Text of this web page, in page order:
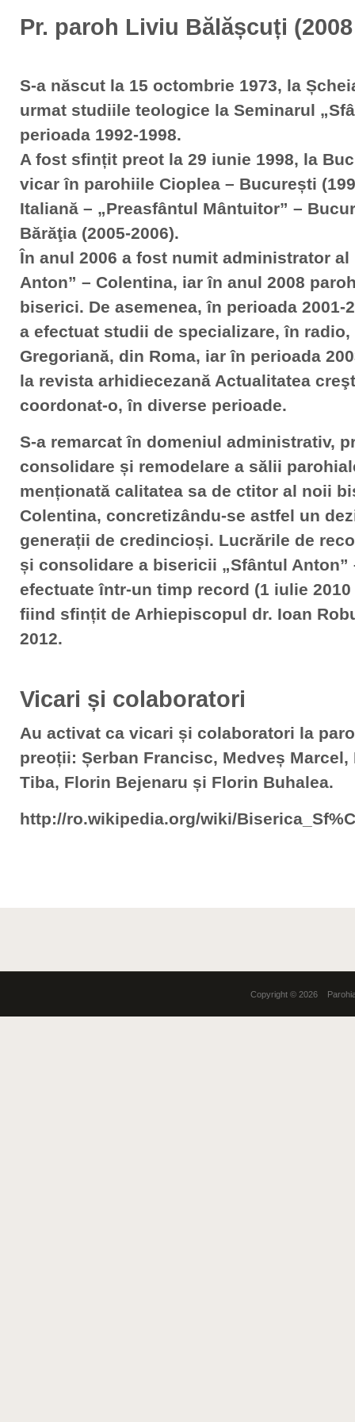
Pr. paroh Liviu Bălășcuți
S-a născut la 15 octombrie 1973, la
urmat studiile teologice la Seminarul
perioada 1992-1998.
A fost sfințit preot la 29 iunie 1998, la
vicar în parohiile Cioplea – București
Italiană – „Preasfântul Mântuitor” –
Bărăţia (2005-2006).
În anul 2006 a fost numit administrator
Anton” – Colentina, iar în anul 2008
biserici. De asemenea, în perioada
a efectuat studii de specializare, în
Gregoriană, din Roma, iar în perioada
la revista arhidiecezană Actualitatea
coordonat-o, în diverse perioade.
S-a remarcat în domeniul administrativ,
consolidare și remodelare a sălii
menționată calitatea sa de ctitor al noii
Colentina, concretizându-se astfel un
generații de credincioși. Lucrările de
și consolidare a bisericii „Sfântul Anton”
efectuate într-un timp record (1 iulie
fiind sfințit de Arhiepiscopul dr. Ioan
2012.
Vicari și colaboratori
Au activat ca vicari și colaboratori la
preoții: Șerban Francisc, Medveș
Tiba, Florin Bejenaru și Florin Buhalea.
http://ro.wikipedia.org/wiki/
Copyright © 2026 Parohia